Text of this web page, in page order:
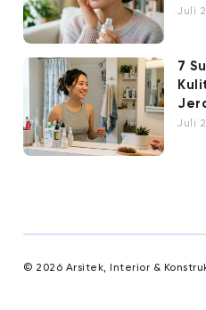
Juli
7
Juli
© 2026 Arsitek, Interior &